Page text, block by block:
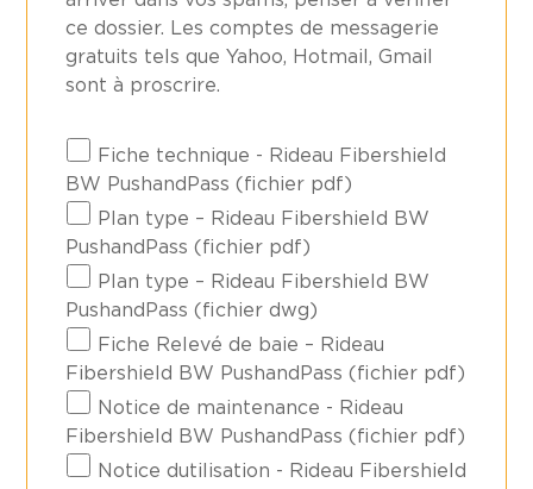
ce dossier. Les comptes de messagerie
gratuits tels que Yahoo, Hotmail, Gmail
sont à proscrire.
Fiche technique - Rideau Fibershield
BW PushandPass (fichier pdf)
Plan type – Rideau Fibershield BW
PushandPass (fichier pdf)
Plan type – Rideau Fibershield BW
PushandPass (fichier dwg)
Fiche Relevé de baie – Rideau
Fibershield BW PushandPass (fichier pdf)
Notice de maintenance - Rideau
Fibershield BW PushandPass (fichier pdf)
Notice dutilisation - Rideau Fibershield